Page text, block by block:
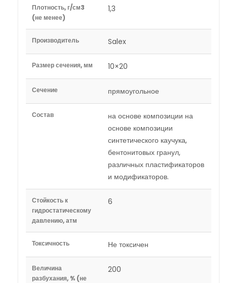
Плотность, г/см3
(не менее)
1,3
Производитель Salex
Размер сечения, мм 10×20
Сечение прямоугольное
Состав
на основе композиции на
основе композиции
синтетического каучука,
бентонитовых гранул,
различных пластификаторов
и модификаторов.
Стойкость к
гидростатическому
давлению, атм
6
Токсичность Не токсичен
Величина
разбухания, % (не
200